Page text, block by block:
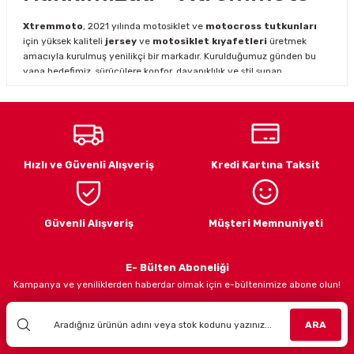
Xtremmoto, 2021 yılında motosiklet ve motocross tutkunları
için yüksek kaliteli jersey ve motosiklet kıyafetleri üretmek
amacıyla kurulmuş yenilikçi bir markadır. Kurulduğumuz günden bu
yana hedefimiz, sürücülere konfor, dayanıklılık ve stil sunan
karşılamak için genişleyen ürün yelpazemiz ile hem profesyonel
hem amatör sürücülere hitap ediyoruz.
Xtremmoto jersey
performansınızı desteklerken, zorlu arazi koşullarında maksimum
konfor sağlar.
Aynı zamandaJaccover
iş birliğiyle, Avrupa’nın önde gelen
motosiklet ekipman markalarından olan
Kenny,Nordcodeve
kullanıcılarını, en yeni teknolojilerle donatılmış yüksek kaliteli
motosiklet ekipmanları ve aksesuarları ile buluşturuyoruz.
Misyonumuz
Hızlı ve Güvenli Alışveriş Kredi Kartına Taksit
Güvenli Alışveriş Müşteri Memnuniyeti
E- Bülten Aboneliği
Kampanya ve yeniliklerden haberdar olmak için e-bültenimize abone olun!
ARA